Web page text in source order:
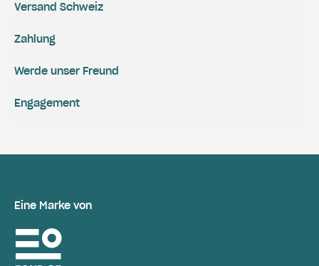
Versand Schweiz
Zahlung
Engagement
Werde unser Freund
Eine Marke von